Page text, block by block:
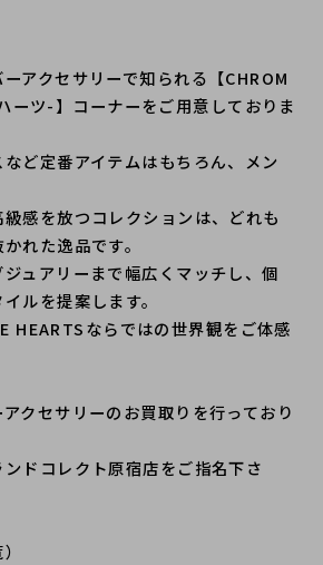
アクセサリーで知られる【CHROM
ーツ-】コーナーをご用意しておりま
ど定番アイテムはもちろん、メン
感を放つコレクションは、どれも
れた逸品です。
ュアリーまで幅広くマッチし、個
ルを提案します。
HEARTSならではの世界観をご体感
クセサリーのお買取りを行っており
ドコレクト原宿店をご指名下さ